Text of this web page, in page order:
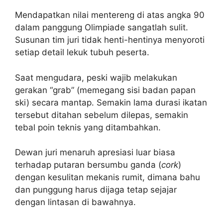
Mendapatkan nilai mentereng di atas angka 90
dalam panggung Olimpiade sangatlah sulit.
Susunan tim juri tidak henti-hentinya menyoroti
setiap detail lekuk tubuh peserta.
Saat mengudara, peski wajib melakukan
gerakan “grab” (memegang sisi badan papan
ski) secara mantap. Semakin lama durasi ikatan
tersebut ditahan sebelum dilepas, semakin
tebal poin teknis yang ditambahkan.
Dewan juri menaruh apresiasi luar biasa
terhadap putaran bersumbu ganda (cork)
dengan kesulitan mekanis rumit, dimana bahu
dan punggung harus dijaga tetap sejajar
dengan lintasan di bawahnya.